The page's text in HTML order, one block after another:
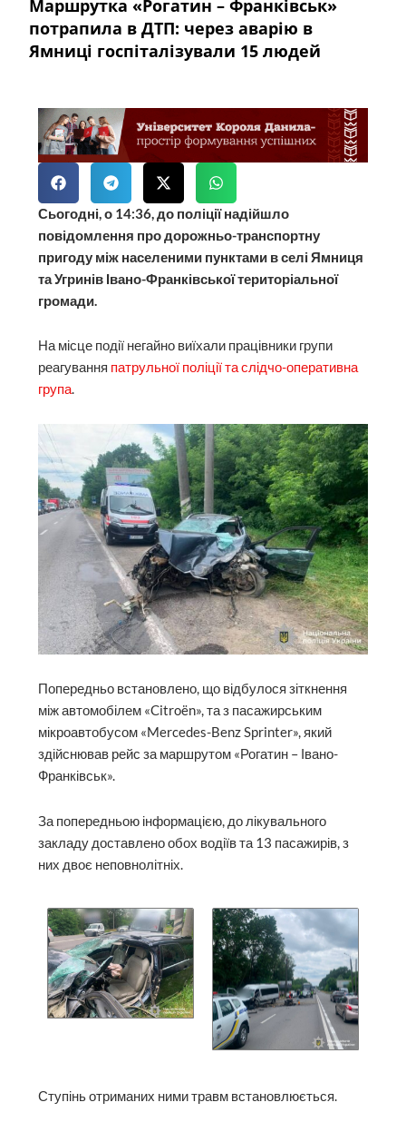
Маршрутка «Рогатин – Франківськ»
потрапила в ДТП: через аварію в
Ямниці госпіталізували 15 людей
Сьогодні, о 14:36, до поліції надійшло
повідомлення про дорожньо-транспортну
пригоду між населеними пунктами в селі Ямниця
та Угринів Івано-Франківської територіальної
громади.
На місце події негайно виїхали працівники групи
реагування патрульної поліції та слідчо-оперативна
група.
Попередньо встановлено, що відбулося зіткнення
між автомобілем «Citroën», та з пасажирським
мікроавтобусом «Mercedes-Benz Sprinter», який
здійснював рейс за маршрутом «Рогатин – Івано-
Франківськ».
За попередньою інформацією, до лікувального
закладу доставлено обох водіїв та 13 пасажирів, з
них двоє неповнолітніх.
Ступінь отриманих ними травм встановлюється.